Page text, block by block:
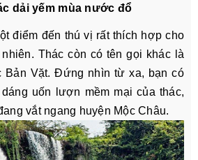
dải yếm mùa nước đổ
điểm đến thú vị rất thích hợp cho
Thác còn có tên gọi khác là
Bản Vặt. Đứng nhìn từ xa, bạn có
uốn lượn mềm mại của thác,
vắt ngang huyện Mộc Châu.